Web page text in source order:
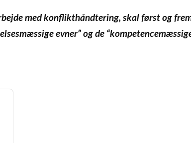
med konflikthåndtering, skal først og
evner” og de